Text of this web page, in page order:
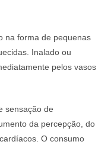
na forma de pequenas
Inalado ou
pelos vasos
sensação de
da percepção, do
O consumo